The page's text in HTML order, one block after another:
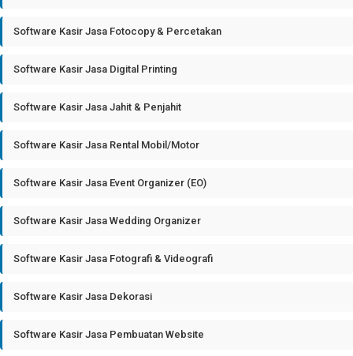
Software Kasir Jasa Fotocopy & Percetakan
Software Kasir Jasa Digital Printing
Software Kasir Jasa Jahit & Penjahit
Software Kasir Jasa Rental Mobil/Motor
Software Kasir Jasa Event Organizer (EO)
Software Kasir Jasa Wedding Organizer
Software Kasir Jasa Fotografi & Videografi
Software Kasir Jasa Dekorasi
Software Kasir Jasa Pembuatan Website